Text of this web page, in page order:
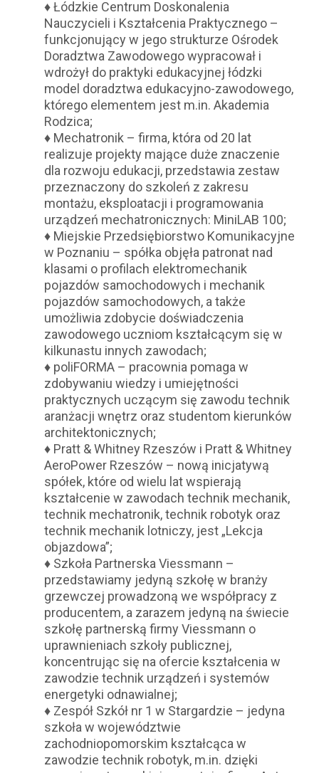
♦ Łódzkie Centrum Doskonalenia
Nauczycieli i Kształcenia Praktycznego –
funkcjonujący w jego strukturze Ośrodek
Doradztwa Zawodowego wypracował i
wdrożył do praktyki edukacyjnej łódzki
model doradztwa edukacyjno-zawodowego,
którego elementem jest m.in. Akademia
Rodzica;
♦ Mechatronik – firma, która od 20 lat
realizuje projekty mające duże znaczenie
dla rozwoju edukacji, przedstawia zestaw
przeznaczony do szkoleń z zakresu
montażu, eksploatacji i programowania
urządzeń mechatronicznych: MiniLAB 100;
♦ Miejskie Przedsiębiorstwo Komunikacyjne
w Poznaniu – spółka objęła patronat nad
klasami o profilach elektromechanik
pojazdów samochodowych i mechanik
pojazdów samochodowych, a także
umożliwia zdobycie doświadczenia
zawodowego uczniom kształcącym się w
kilkunastu innych zawodach;
♦ poliFORMA – pracownia pomaga w
zdobywaniu wiedzy i umiejętności
praktycznych uczącym się zawodu technik
aranżacji wnętrz oraz studentom kierunków
architektonicznych;
♦ Pratt & Whitney Rzeszów i Pratt & Whitney
AeroPower Rzeszów – nową inicjatywą
spółek, które od wielu lat wspierają
kształcenie w zawodach technik mechanik,
technik mechatronik, technik robotyk oraz
technik mechanik lotniczy, jest „Lekcja
objazdowa”;
♦ Szkoła Partnerska Viessmann –
przedstawiamy jedyną szkołę w branży
grzewczej prowadzoną we współpracy z
producentem, a zarazem jedyną na świecie
szkołę partnerską firmy Viessmann o
uprawnieniach szkoły publicznej,
koncentrując się na ofercie kształcenia w
zawodzie technik urządzeń i systemów
energetyki odnawialnej;
♦ Zespół Szkół nr 1 w Stargardzie – jedyna
szkoła w województwie
zachodniopomorskim kształcąca w
zawodzie technik robotyk, m.in. dzięki